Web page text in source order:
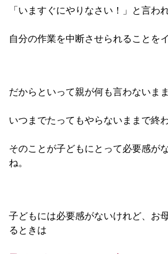
「いますぐにやりなさい！」と言われ
自分の作業を中断させられることを
だからといって親が何も言わないまま
いつまでたってもやらないままで終
そのことが子どもにとって必要感が
ね。
子どもには必要感がないけれど、お
るときは